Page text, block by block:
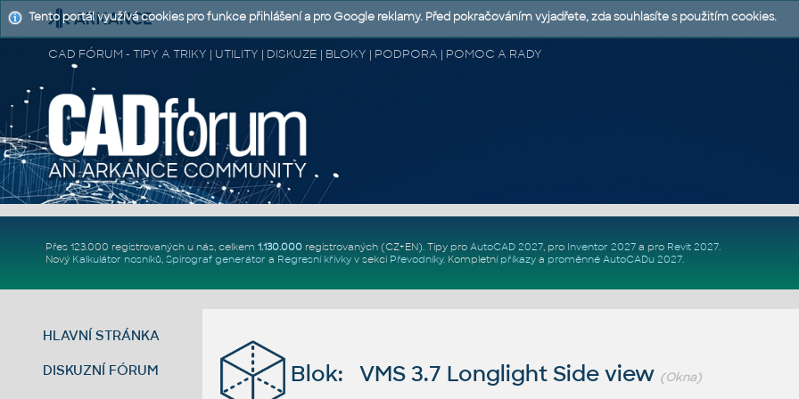
CAD FÓRUM - TIPY A TRIKY | UTILITY | DISKUZE | BLOKY | PODPORA | POMOC A RADY
Přes 123.000 registrovaných u nás, celkem 1.130.000registrovaných (CZ+EN). Tipy pro AutoCAD 2027, pro Inventor 2027a pro Revit 2027.
Nový Kalkulátor nosníků, Spirograf generátor a Regresní křivkyv sekci Převodníky. Kompletní příkazya proměnné AutoCADu 2027.
HLAVNÍ STRÁNKA
DISKUZNÍ FÓRUM Blok: VMS 3.7 Longlight Side view (Okna)
Tento portál využívá cookies pro funkce přihlášení a pro Google reklamy. Před pokračováním vyjadřete, zda souhlasíte s použitím cookies.